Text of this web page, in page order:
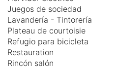
Juegos de sociedad
Lavandería - Tintorería
Plateau de courtoisie
Refugio para bicicleta
Restauration
Rincón salón